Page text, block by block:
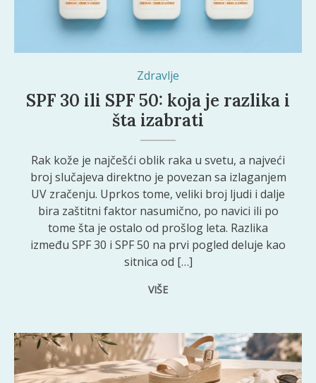
Zdravlje
SPF 30 ili SPF 50: koja je razlika i
šta izabrati
Rak kože je najčešći oblik raka u svetu, a najveći
broj slučajeva direktno je povezan sa izlaganjem
UV zračenju. Uprkos tome, veliki broj ljudi i dalje
bira zaštitni faktor nasumično, po navici ili po
tome šta je ostalo od prošlog leta. Razlika
između SPF 30 i SPF 50 na prvi pogled deluje kao
sitnica od […]
VIŠE